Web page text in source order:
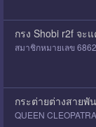
กรง Shobi r2f จะ
สมาชิกหมายเลข
กระต่ายต่างสายพั
QUEEN CLEOPATRA